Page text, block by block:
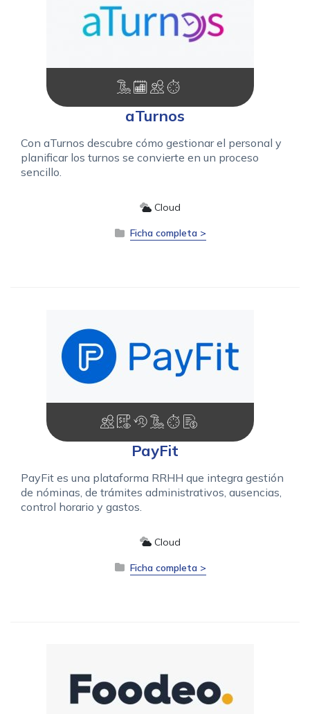
aTurnos
Con aTurnos descubre cómo gestionar el personal y
planificar los turnos se convierte en un proceso
sencillo.
Cloud
Ficha completa >
PayFit
PayFit es una plataforma RRHH que integra gestión
de nóminas, de trámites administrativos, ausencias,
control horario y gastos.
Cloud
Ficha completa >